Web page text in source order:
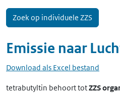
Emissie naar
Download als Excel bestand
tetrabutyltin behoort totZZS